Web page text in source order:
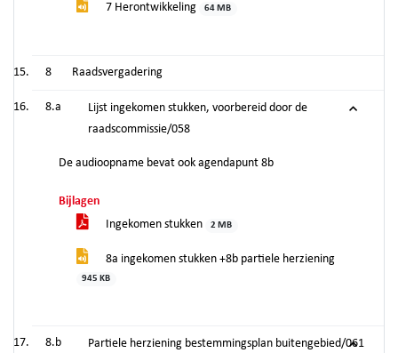
7 Herontwikkeling 64 MB
8 Raadsvergadering
8.a
Lijst ingekomen stukken, voorbereid door de
raadscommissie/058
De audioopname bevat ook agendapunt 8b
Bijlagen
Ingekomen stukken
2 MB
8a ingekomen stukken +8b partiele herziening
945 KB
8.b Partiele herziening bestemmingsplan buitengebied/061